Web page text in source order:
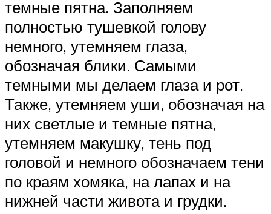
темные пятна. Заполняем
полностью тушевкой голову
немного, утемняем глаза,
обозначая блики. Самыми
темными мы делаем глаза и рот.
Также, утемняем уши, обозначая на
них светлые и темные пятна,
утемняем макушку, тень под
головой и немного обозначаем тени
по краям хомяка, на лапах и на
нижней части живота и грудки.